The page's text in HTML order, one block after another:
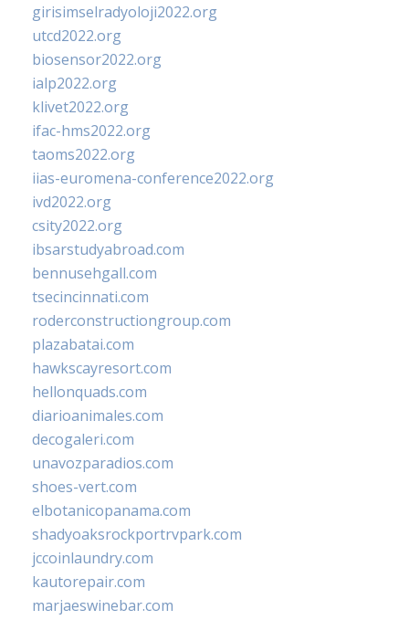
girisimselradyoloji2022.org
utcd2022.org
biosensor2022.org
ialp2022.org
klivet2022.org
ifac-hms2022.org
taoms2022.org
iias-euromena-conference2022.org
ivd2022.org
csity2022.org
ibsarstudyabroad.com
bennusehgall.com
tsecincinnati.com
roderconstructiongroup.com
plazabatai.com
hawkscayresort.com
hellonquads.com
diarioanimales.com
decogaleri.com
unavozparadios.com
shoes-vert.com
elbotanicopanama.com
shadyoaksrockportrvpark.com
jccoinlaundry.com
kautorepair.com
marjaeswinebar.com